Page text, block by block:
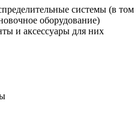
системы (в том
оборудование)
и аксессуары для них